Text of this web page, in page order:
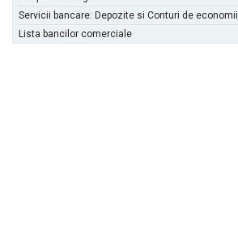
Servicii bancare: Depozite si Conturi de economii
Lista bancilor comerciale